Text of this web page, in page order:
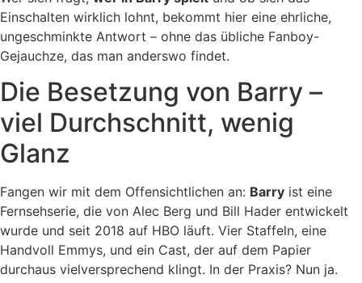
Einschalten wirklich lohnt, bekommt hier eine ehrliche,
ungeschminkte Antwort – ohne das übliche Fanboy-
Gejauchze, das man anderswo findet.
Die Besetzung von Barry –
viel Durchschnitt, wenig
Glanz
Fangen wir mit dem Offensichtlichen an: Barry ist eine
Fernsehserie, die von Alec Berg und Bill Hader entwickelt
wurde und seit 2018 auf HBO läuft. Vier Staffeln, eine
Handvoll Emmys, und ein Cast, der auf dem Papier
durchaus vielversprechend klingt. In der Praxis? Nun ja.